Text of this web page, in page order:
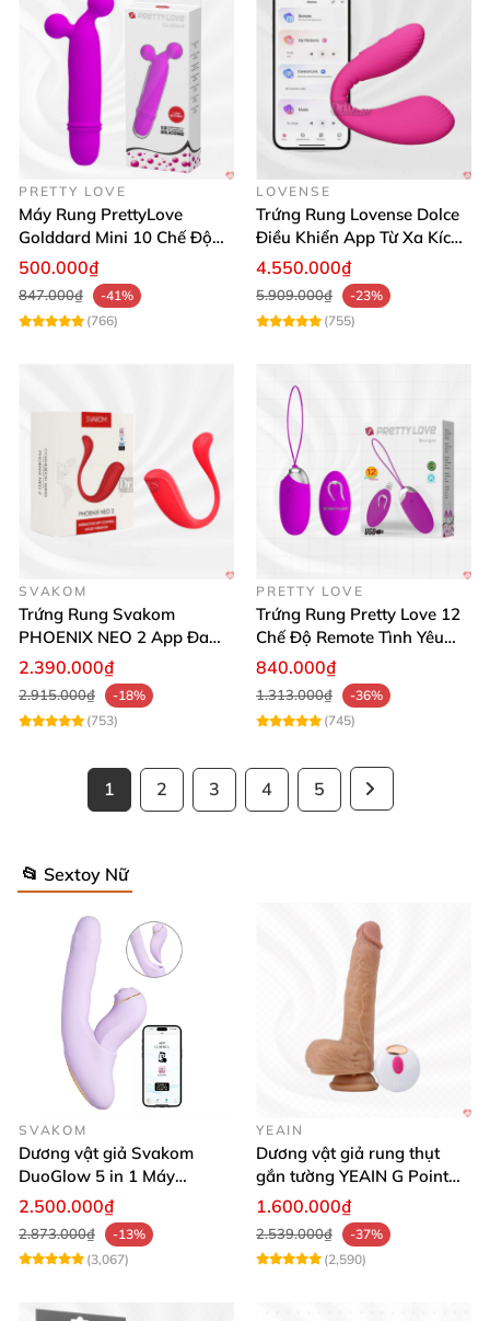
PRETTY LOVE
Máy Rung PrettyLove
Golddard Mini 10 Chế Độ
Kích Thích Cực Sướng
500.000₫
847.000₫
-41%
(766)
LOVENSE
Trứng Rung Lovense Dolce
Điều Khiển App Từ Xa Kích
Thích
4.550.000₫
5.909.000₫
-23%
(755)
SVAKOM
Trứng Rung Svakom
PHOENIX NEO 2 App Đa
Chức Năng Hấp Dẫn
2.390.000₫
2.915.000₫
-18%
(753)
PRETTY LOVE
Trứng Rung Pretty Love 12
Chế Độ Remote Tình Yêu
Kích Thích
840.000₫
1.313.000₫
-36%
(745)
1 2 3 4 5
📂 Sextoy Nữ
SVAKOM
Dương vật giả Svakom
DuoGlow 5 in 1 Máy
Massage Điểm G & Âm Vật
Điều Khiển App
2.500.000₫
2.873.000₫
-13%
(3,067)
YEAIN
Dương vật giả rung thụt
gắn tường YEAIN G Point
siêu thực điều khiển từ xa
1.600.000₫
2.539.000₫
-37%
(2,590)